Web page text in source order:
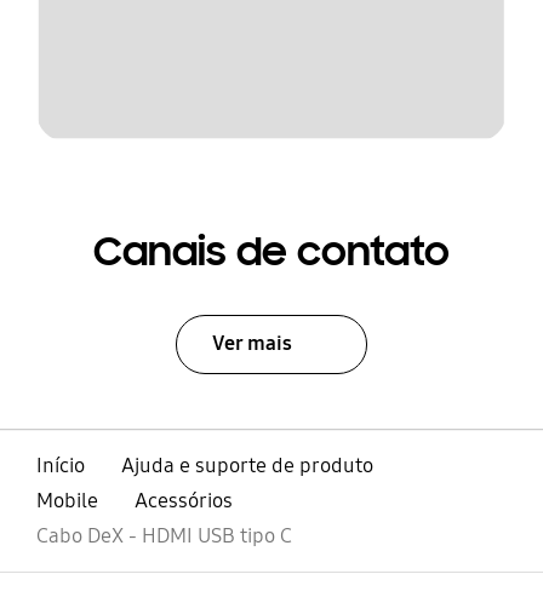
Canais de contato
Ver mais
Início
Ajuda e suporte de produto
Mobile
Acessórios
Cabo DeX - HDMI USB tipo C